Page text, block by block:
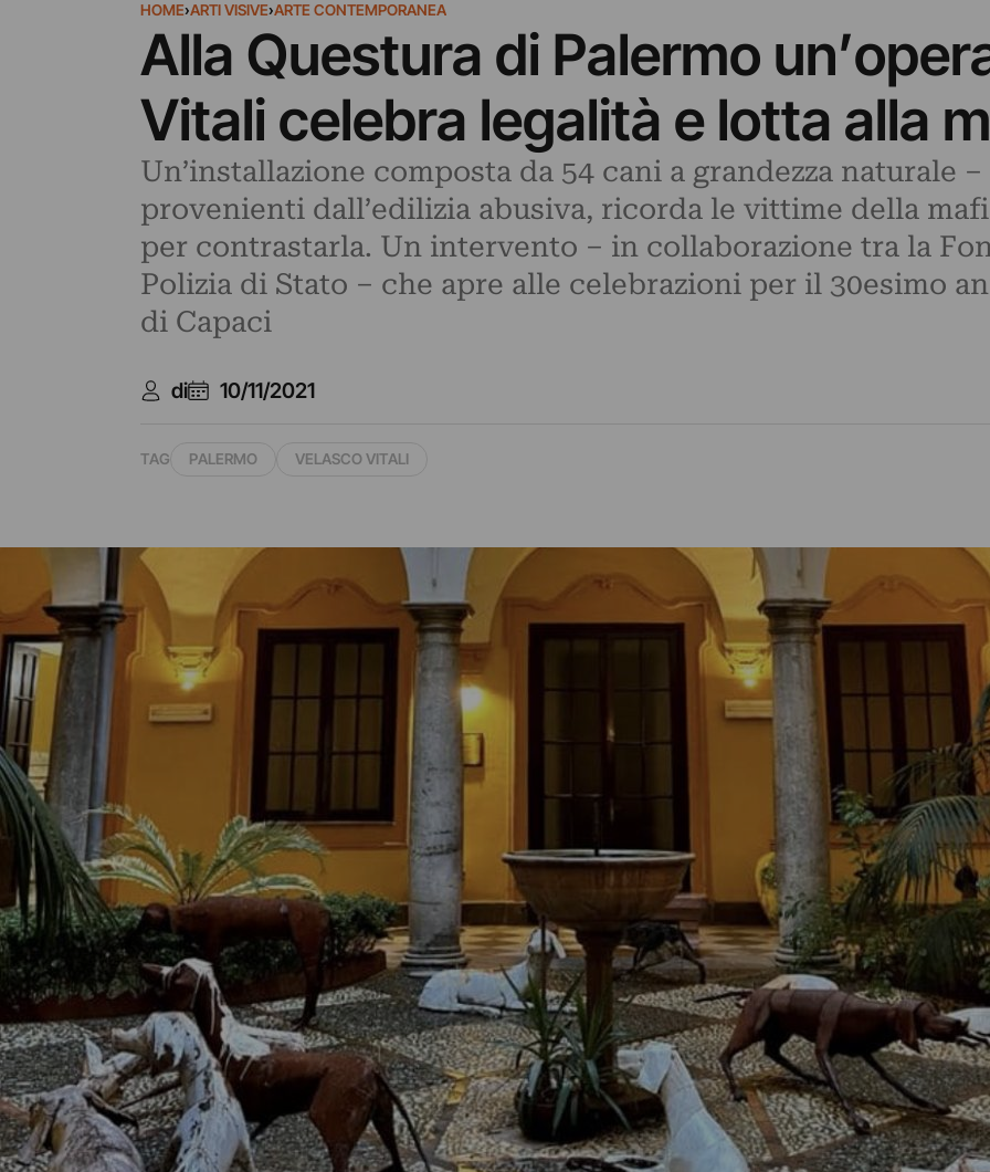
HOME›ARTI VISIVE›ARTE CONTEMPORANEA
Alla Questura di Palermo
Vitali celebra legalità e lotta alla
Un’installazione composta da 54 cani a grandezza naturale
provenienti dall’edilizia abusiva, ricorda le vittime della
per contrastarla. Un intervento – in collaborazione tra la
Polizia di Stato – che apre alle celebrazioni per il 30esimo
di Capaci
di 10/11/2021
TAG PALERMO VELASCO VITALI